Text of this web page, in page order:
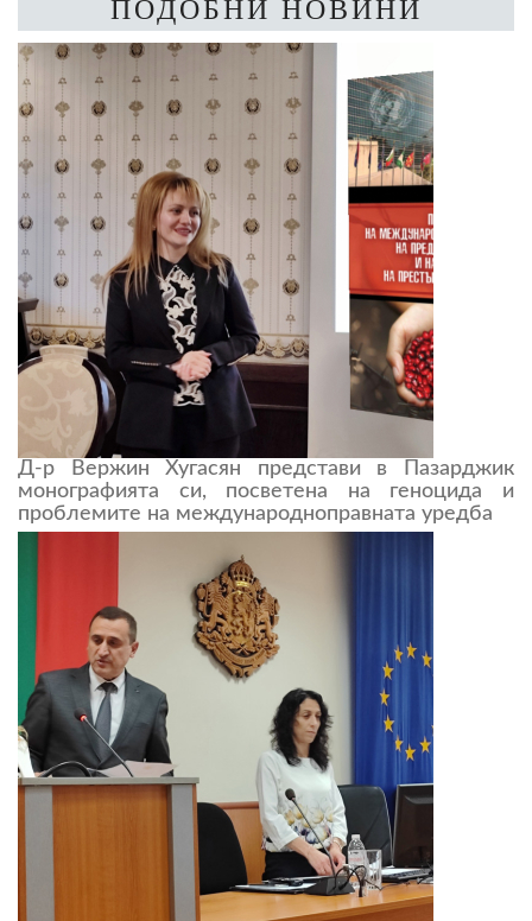
ПОДОБНИ НОВИНИ
Д-р Вержин Хугасян представи в Пазарджик
монографията си, посветена на геноцида и
проблемите на международноправната уредба